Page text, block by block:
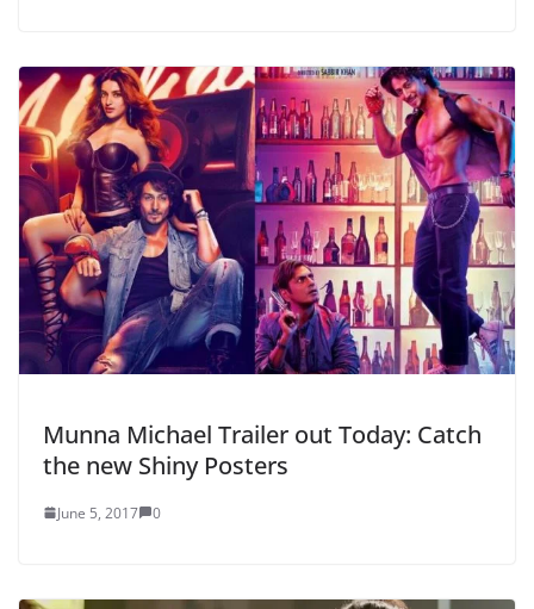
Munna Michael Trailer out Today: Catch
the new Shiny Posters
June 5, 2017 0